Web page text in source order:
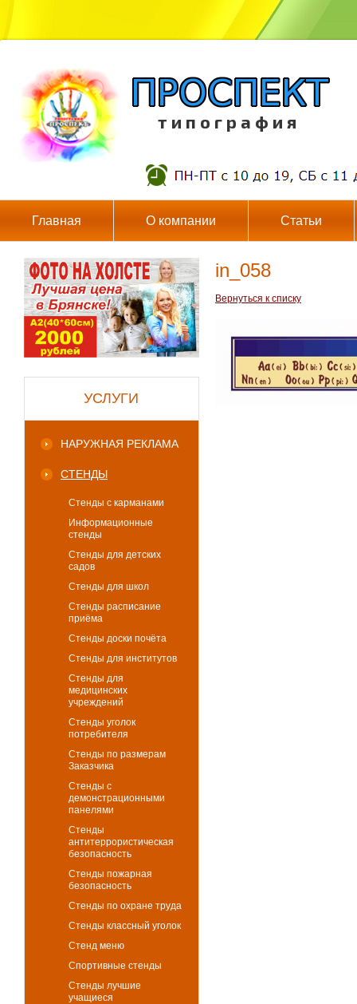
т и п о г р а ф и я
Главная О компании Статьи
УСЛУГИ
НАРУЖНАЯ РЕКЛАМА
СТЕНДЫ
Стенды с карманами
Информационные
стенды
Стенды для детских
садов
Стенды для школ
Стенды расписание
приёма
Стенды доски почёта
Стенды для институтов
Стенды для
медицинских
учреждений
Стенды уголок
потребителя
Стенды по размерам
Заказчика
Стенды с
демонстрационными
панелями
Стенды
антитеррористическая
безопасность
Стенды пожарная
безопасность
Стенды по охране труда
Стенды классный уголок
Стенд меню
Спортивные стенды
Стенды лучшие
учащиеся
in_058
Вернуться к списку